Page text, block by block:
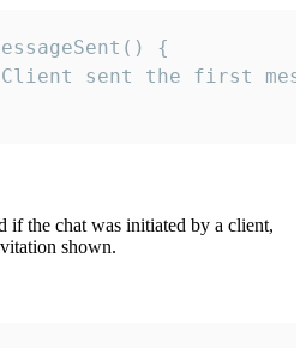
{
sent the first
if the chat was initiated by a client,
shown.